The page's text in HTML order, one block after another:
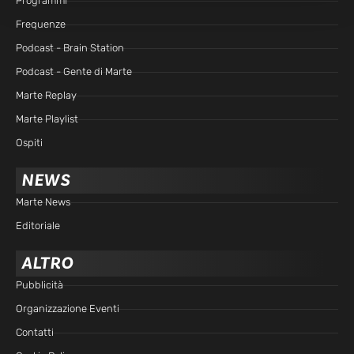
Frequenze
Podcast - Brain Station
Podcast - Gente di Marte
Marte Replay
Marte Playlist
Ospiti
NEWS
Marte News
Editoriale
ALTRO
Pubblicità
Organizzazione Eventi
Contatti